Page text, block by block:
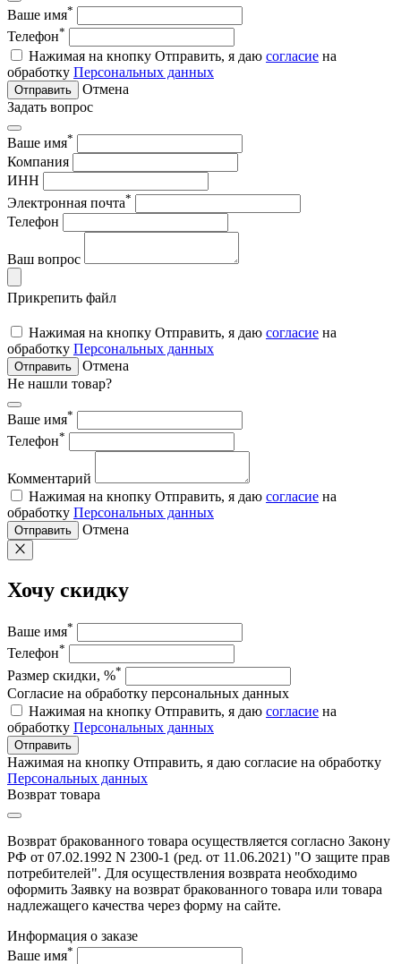
Ваше имя*
Телефон*
Нажимая на кнопку Отправить, я даю согласие на
обработку Персональных данных
Отправить
Отмена
Задать вопрос
Ваше имя*
Компания
ИНН
Электронная почта*
Телефон
Ваш вопрос
Прикрепить файл
Нажимая на кнопку Отправить, я даю согласие на
обработку Персональных данных
Отправить
Отмена
Не нашли товар?
Ваше имя*
Телефон*
Комментарий
Нажимая на кнопку Отправить, я даю согласие на
обработку Персональных данных
Отправить Отмена
Хочу скидку
Ваше имя*
Телефон*
Размер скидки, %*
Согласие на обработку персональных данных
Нажимая на кнопку Отправить, я даю согласие на
обработку Персональных данных
Отправить
Нажимая на кнопку Отправить, я даю согласие на обработку
Персональных данных
Возврат товара
Возврат бракованного товара осуществляется согласно Закону
РФ от 07.02.1992 N 2300-1 (ред. от 11.06.2021) "О защите прав
потребителей". Для осуществления возврата необходимо
оформить Заявку на возврат бракованного товара или товара
надлежащего качества через форму на сайте.
Информация о заказе
Ваше имя*